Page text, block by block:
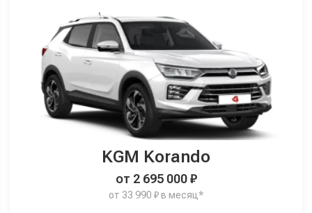
KGM Korando
от 2 695 000 ₽
от 33 990 ₽ в месяц*